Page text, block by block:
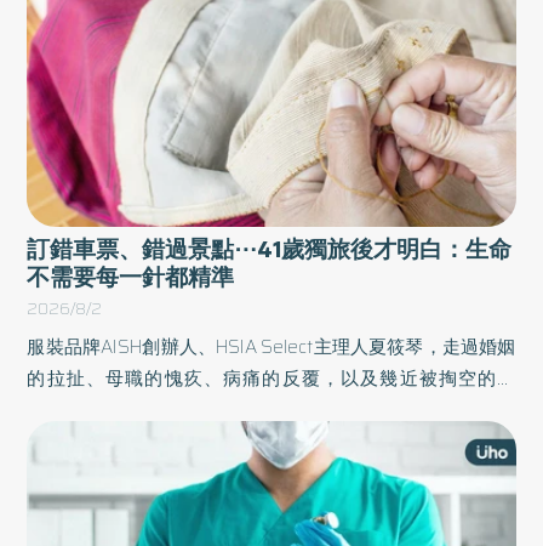
為原書摘文：
訂錯車票、錯過景點⋯41歲獨旅後才明白：生命
不需要每一針都精準
2026/8/2
服裝品牌AISH創辦人、HSIA Select主理人夏筱琴，走過婚姻
的拉扯、母職的愧疚、病痛的反覆，以及幾近被掏空的自
之後，是否仍願意相信自己值得擁有更好的生活。她也在
《重縫人生》一書中，分享自己如何重新打版人生、一步步
找回真正的自己。以下為本書摘文：